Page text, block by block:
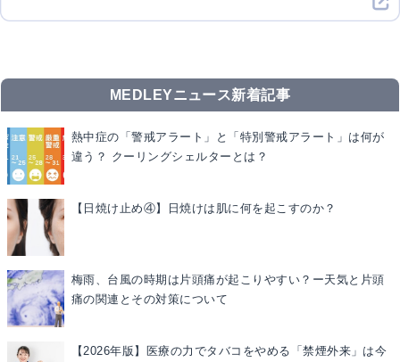
MEDLEYニュース新着記事
熱中症の「警戒アラート」と「特別警戒アラート」は何が
違う？ クーリングシェルターとは？
【日焼け止め④】日焼けは肌に何を起こすのか？
梅雨、台風の時期は片頭痛が起こりやすい？ー天気と片頭
痛の関連とその対策について
【2026年版】医療の力でタバコをやめる「禁煙外来」は今